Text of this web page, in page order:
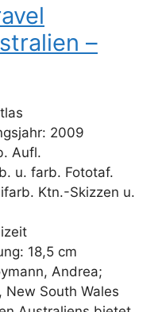
–
2009
Aufl.
u. farb. Fototaf.
Ktn.-Skizzen u.
18,5 cm
Andrea;
New South Wales